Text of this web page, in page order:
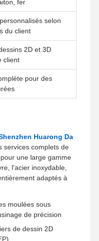
fer
selon
du client
2D et 3D
client
pour des
Huarong Da
services complets de
une large gamme
l'acier inoxydable,
adaptés à
moulées sous
de précision
de dessin 2D